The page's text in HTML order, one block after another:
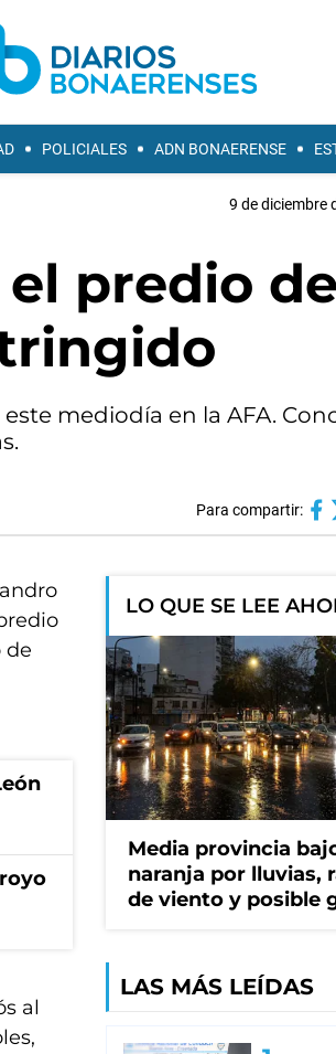
POLICIALES ADN BONAERENSE
9 de diciembre
predio de
mediodía en la AFA.
Para compartir:
de
al
LO QUE SE LEE
Media provincia
naranja por lluvias,
de viento y posible
LAS MÁS LEÍDAS